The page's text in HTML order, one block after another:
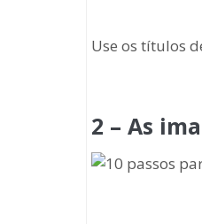
Use os títulos
2 – As